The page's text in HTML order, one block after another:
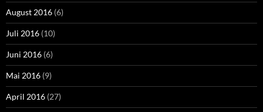
August 2016 (6)
Juli 2016 (10)
Juni 2016 (6)
Mai 2016 (9)
April 2016 (27)